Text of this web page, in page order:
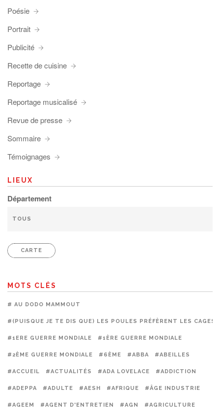
Poésie
Portrait
Publicité
Recette de cuisine
Reportage
Reportage musicalisé
Revue de presse
Sommaire
Témoignages
LIEUX
Département
CARTE
MOTS CLÉS
# AU DODO MAMMOUT
#(PUISQUE JE TE DIS QUE) LES POULES PRÉFÈRENT LES CAGES
#1ERE GUERRE MONDIALE #1ÈRE GUERRE MONDIALE
#2ÈME GUERRE MONDIALE #6ÈME #ABBA #ABEILLES
#ACCUEIL #ACTUALITÉS #ADA LOVELACE #ADDICTION
#ADEPPA #ADULTE #AESH #AFRIQUE #ÂGE INDUSTRIE
#AGEEM #AGENT D'ENTRETIEN #AGN #AGRICULTURE